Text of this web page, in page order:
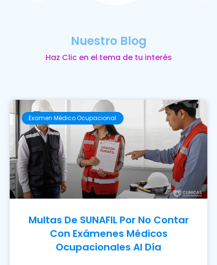
Nuestro Blog
Haz Clic en el tema de tu interés
Examen Médico Ocupacional
Multas De SUNAFIL Por No Contar
Con Exámenes Médicos
Ocupacionales Al Día